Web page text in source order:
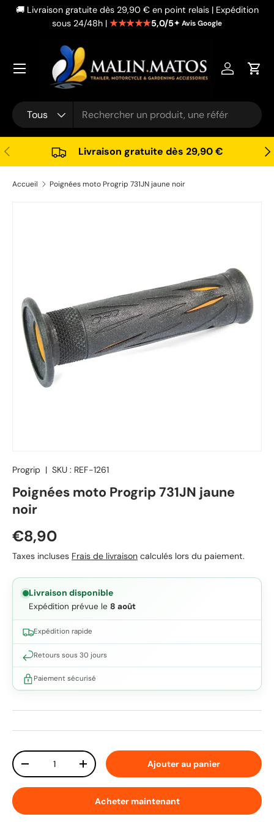
Aller au contenu
🚚 Livraison gratuite dès 29,90 € en point relais | Expédition
sous 24/48h | ★★★★★5,0/5✦ Avis Google
Recherche
Type de produit
Tous
Se
Précédent Livraison gratuite dès 29,90 €
Accueil Poignées moto Progrip 731JN jaune noir
Progrip | SKU : REF-1261
Poignées moto Progrip 731JN jaune
noir
Prix habituel
€8,90
Taxes incluses Frais de livraison calculés lors du paiement.
Livraison disponible
Expédition prévue le 8 août
Expédition rapide
Retours sous 30 jours
Paiement sécurisé
Qté
Diminuer la quantitéAugmenter la quantitéAjouter au panier
Acheter maintenant